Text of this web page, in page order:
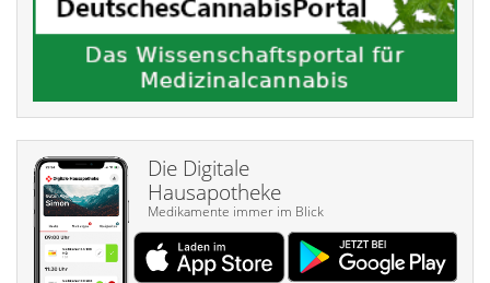
Die Digitale
Hausapotheke
Medikamente immer im Blick